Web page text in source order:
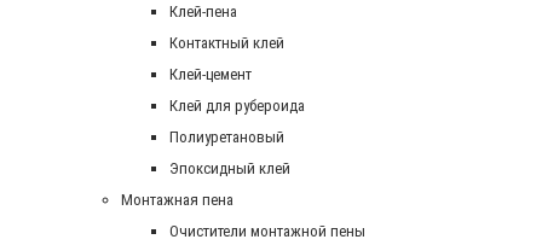
Клей-пена
Контактный клей
Клей-цемент
Клей для рубероида
Полиуретановый
Эпоксидный клей
Монтажная пена
Очистители монтажной пены